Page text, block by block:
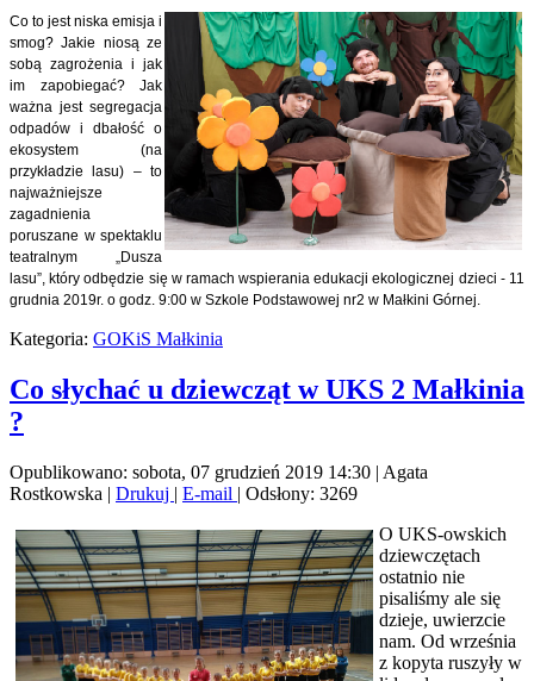
Co to jest niska emisja i
smog? Jakie niosą ze
sobą zagrożenia i jak
im zapobiegać? Jak
ważna jest segregacja
odpadów i dbałość o
ekosystem (na
przykładzie lasu) – to
najważniejsze
zagadnienia
poruszane w spektaklu
teatralnym „Dusza
lasu”, który odbędzie się w ramach wspierania edukacji ekologicznej dzieci - 11
grudnia 2019r. o godz. 9:00 w Szkole Podstawowej nr2 w Małkini Górnej.
Kategoria: GOKiS Małkinia
Co słychać u dziewcząt w UKS 2 Małkinia
?
Opublikowano: sobota, 07 grudzień 2019 14:30 | Agata
Rostkowska | Drukuj | E-mail | Odsłony: 3269
O UKS-owskich
dziewczętach
ostatnio nie
pisaliśmy ale się
dzieje, uwierzcie
nam. Od września
z kopyta ruszyły w